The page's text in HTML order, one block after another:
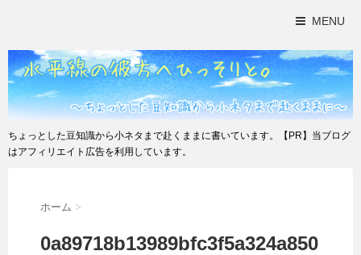
MENU
ちょっとした豆知識から小ネタまで赴くままに書いています。【PR】当ブログ
はアフィリエイト広告を利用しています。
ホーム >
0a89718b13989bfc3f5a324a850